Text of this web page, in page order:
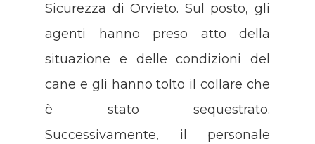
Sicurezza di Orvieto. Sul posto, gli
agenti hanno preso atto della
situazione e delle condizioni del
cane e gli hanno tolto il collare che
è stato sequestrato.
Successivamente, il personale